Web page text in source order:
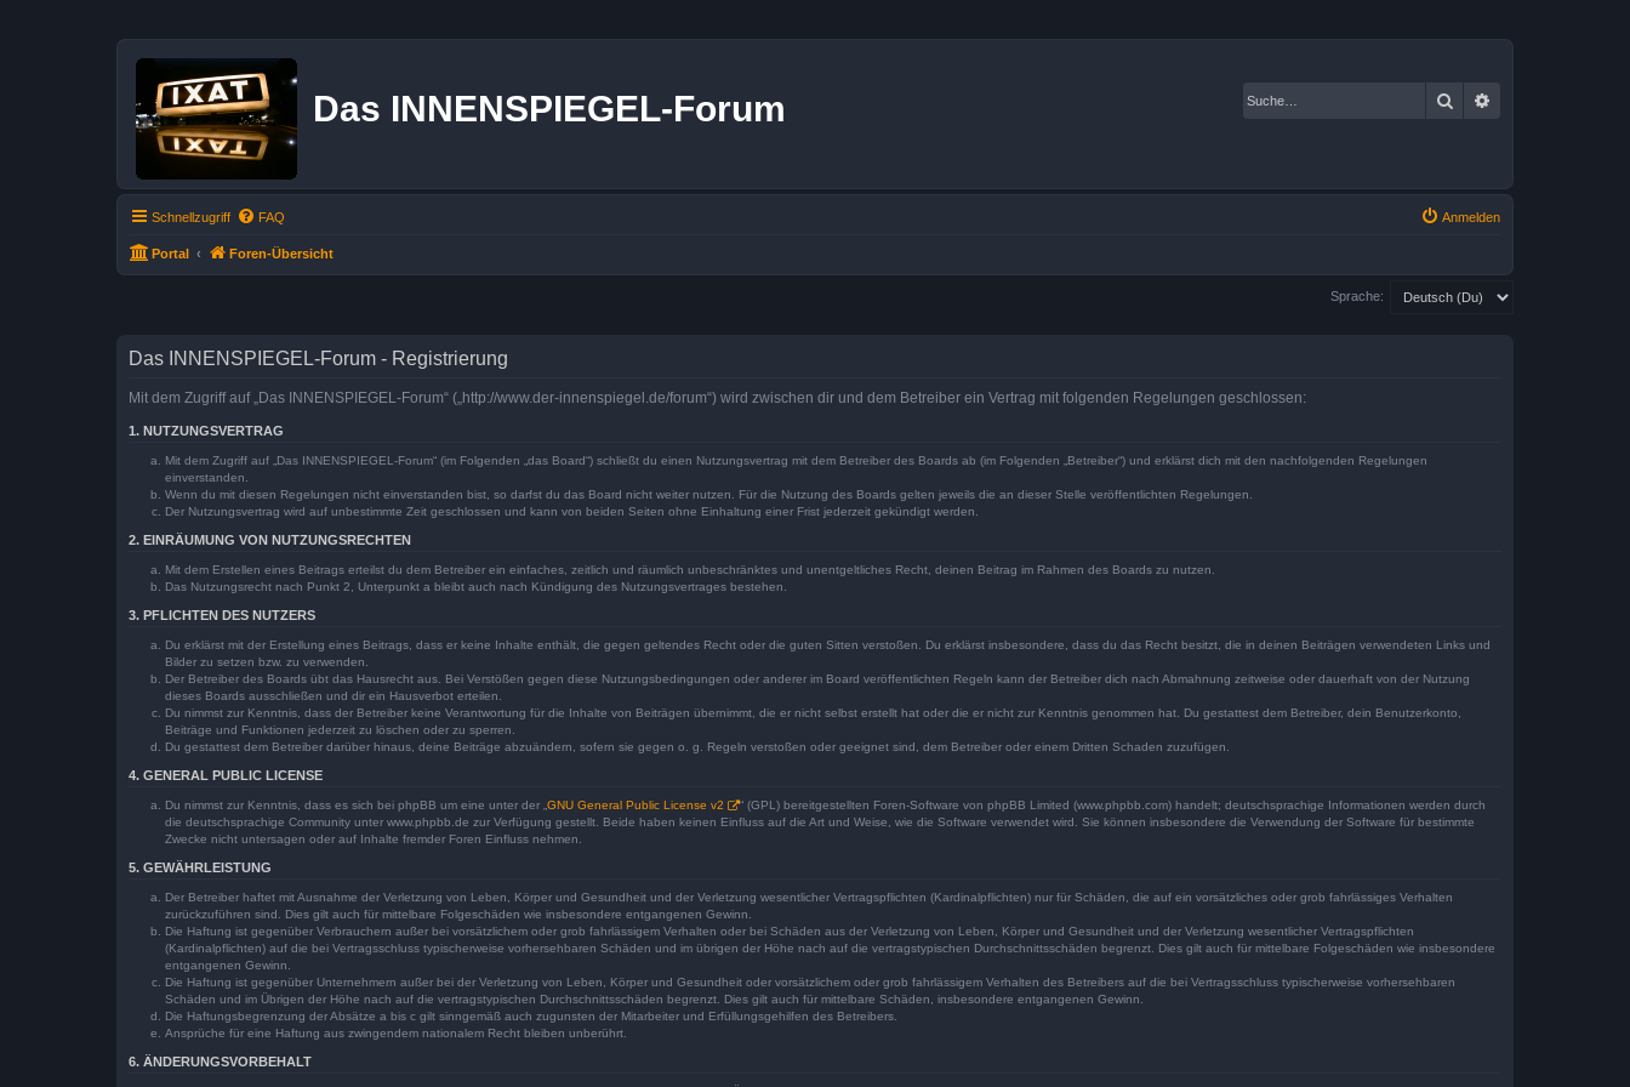
Das INNENSPIEGEL-Forum Suche
Schnellzugriff FAQ Anmelden
Portal Foren-Übersicht
Sprache:
Das INNENSPIEGEL-Forum - Registrierung
Mit dem Zugriff auf „Das INNENSPIEGEL-Forum“ („http://www.der-innenspiegel.de/forum“) wird zwischen dir und dem Betreiber ein Vertrag mit folgenden Regelungen geschlossen:
1. NUTZUNGSVERTRAG
Mit dem Zugriff auf „Das INNENSPIEGEL-Forum“ (im Folgenden „das Board“) schließt du einen Nutzungsvertrag mit dem Betreiber des Boards ab (im Folgenden „Betreiber“) und erklärst dich mit den nachfolgenden Regelungen
einverstanden.
Wenn du mit diesen Regelungen nicht einverstanden bist, so darfst du das Board nicht weiter nutzen. Für die Nutzung des Boards gelten jeweils die an dieser Stelle veröffentlichten Regelungen.
Der Nutzungsvertrag wird auf unbestimmte Zeit geschlossen und kann von beiden Seiten ohne Einhaltung einer Frist jederzeit gekündigt werden.
2. EINRÄUMUNG VON NUTZUNGSRECHTEN
Mit dem Erstellen eines Beitrags erteilst du dem Betreiber ein einfaches, zeitlich und räumlich unbeschränktes und unentgeltliches Recht, deinen Beitrag im Rahmen des Boards zu nutzen.
Das Nutzungsrecht nach Punkt 2, Unterpunkt a bleibt auch nach Kündigung des Nutzungsvertrages bestehen.
3. PFLICHTEN DES NUTZERS
Du erklärst mit der Erstellung eines Beitrags, dass er keine Inhalte enthält, die gegen geltendes Recht oder die guten Sitten verstoßen. Du erklärst insbesondere, dass du das Recht besitzt, die in deinen Beiträgen verwendeten Links und
Bilder zu setzen bzw. zu verwenden.
Der Betreiber des Boards übt das Hausrecht aus. Bei Verstößen gegen diese Nutzungsbedingungen oder anderer im Board veröffentlichten Regeln kann der Betreiber dich nach Abmahnung zeitweise oder dauerhaft von der Nutzung
dieses Boards ausschließen und dir ein Hausverbot erteilen.
Du nimmst zur Kenntnis, dass der Betreiber keine Verantwortung für die Inhalte von Beiträgen übernimmt, die er nicht selbst erstellt hat oder die er nicht zur Kenntnis genommen hat. Du gestattest dem Betreiber, dein Benutzerkonto,
Beiträge und Funktionen jederzeit zu löschen oder zu sperren.
Du gestattest dem Betreiber darüber hinaus, deine Beiträge abzuändern, sofern sie gegen o. g. Regeln verstoßen oder geeignet sind, dem Betreiber oder einem Dritten Schaden zuzufügen.
4. GENERAL PUBLIC LICENSE
Du nimmst zur Kenntnis, dass es sich bei phpBB um eine unter der „ GNU General Public License v2
“ (GPL) bereitgestellten Foren-Software von phpBB Limited (www.phpbb.com) handelt; deutschsprachige Informationen werden durch
die deutschsprachige Community unter www.phpbb.de zur Verfügung gestellt. Beide haben keinen Einfluss auf die Art und Weise, wie die Software verwendet wird. Sie können insbesondere die Verwendung der Software für bestimmte
Zwecke nicht untersagen oder auf Inhalte fremder Foren Einfluss nehmen.
5. GEWÄHRLEISTUNG
Der Betreiber haftet mit Ausnahme der Verletzung von Leben, Körper und Gesundheit und der Verletzung wesentlicher Vertragspflichten (Kardinalpflichten) nur für Schäden, die auf ein vorsätzliches oder grob fahrlässiges Verhalten
zurückzuführen sind. Dies gilt auch für mittelbare Folgeschäden wie insbesondere entgangenen Gewinn.
Die Haftung ist gegenüber Verbrauchern außer bei vorsätzlichem oder grob fahrlässigem Verhalten oder bei Schäden aus der Verletzung von Leben, Körper und Gesundheit und der Verletzung wesentlicher Vertragspflichten
(Kardinalpflichten) auf die bei Vertragsschluss typischerweise vorhersehbaren Schäden und im übrigen der Höhe nach auf die vertragstypischen Durchschnittsschäden begrenzt. Dies gilt auch für mittelbare Folgeschäden wie insbesondere
entgangenen Gewinn.
Die Haftung ist gegenüber Unternehmern außer bei der Verletzung von Leben, Körper und Gesundheit oder vorsätzlichem oder grob fahrlässigem Verhalten des Betreibers auf die bei Vertragsschluss typischerweise vorhersehbaren
Schäden und im Übrigen der Höhe nach auf die vertragstypischen Durchschnittsschäden begrenzt. Dies gilt auch für mittelbare Schäden, insbesondere entgangenen Gewinn.
Die Haftungsbegrenzung der Absätze a bis c gilt sinngemäß auch zugunsten der Mitarbeiter und Erfüllungsgehilfen des Betreibers.
Ansprüche für eine Haftung aus zwingendem nationalem Recht bleiben unberührt.
6. ÄNDERUNGSVORBEHALT